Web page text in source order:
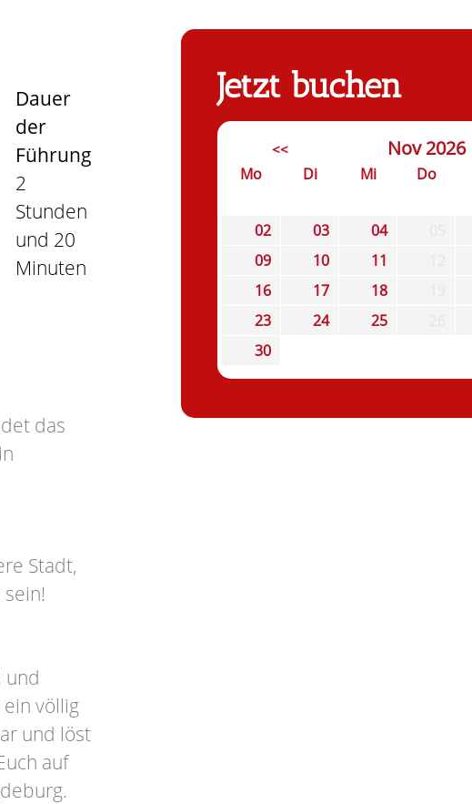
Dauer
der
Führung
2
Stunden
und 20
Minuten
das
Stadt,
und
völlig
und löst
auf
Jetzt buchen
<< Nov 2026
Mo Di Mi Do
02
03 04
09
10 11
16
17 18
23
24 25
30